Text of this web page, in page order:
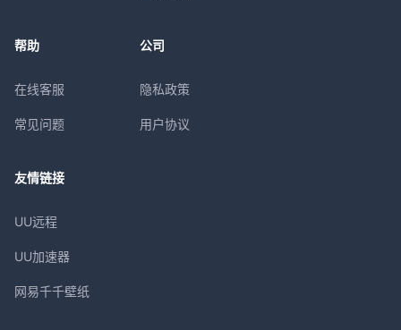
帮助
在线客服
常见问题
公司
隐私政策
用户协议
友情链接
UU远程
UU加速器
网易千千壁纸